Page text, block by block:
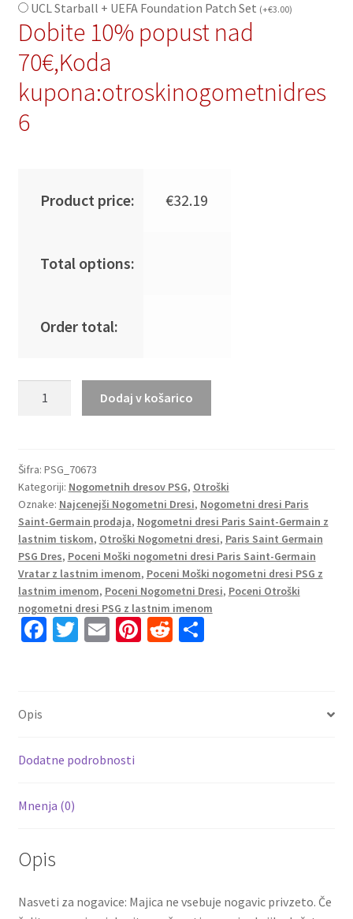
UCL Starball + UEFA Foundation Patch Set (+€3.00)
Dobite 10% popust nad
70€,Koda
kupona:otroskinogometnidres
6
Product price: €32.19
Total options:
Order total:
Saint-
Germain
PSG
Domači
2023
Kratek
Rokav
+
Kratke
hlače
količina
Dodaj v košarico
Šifra: PSG_70673
Kategoriji: Nogometnih dresov PSG, Otroški
Oznake: Najcenejši Nogometni Dresi, Nogometni dresi Paris
Saint-Germain prodaja, Nogometni dresi Paris Saint-Germain z
lastnim tiskom, Otroški Nogometni dresi, Paris Saint Germain
PSG Dres, Poceni Moški nogometni dresi Paris Saint-Germain
Vratar z lastnim imenom, Poceni Moški nogometni dresi PSG z
lastnim imenom, Poceni Nogometni Dresi, Poceni Otroški
nogometni dresi PSG z lastnim imenom
Fa
k
T E Pi R S
Opis
Dodatne podrobnosti
Mnenja (0)
Opis
Nasveti za nogavice: Majica ne vsebuje nogavic privzeto. Če